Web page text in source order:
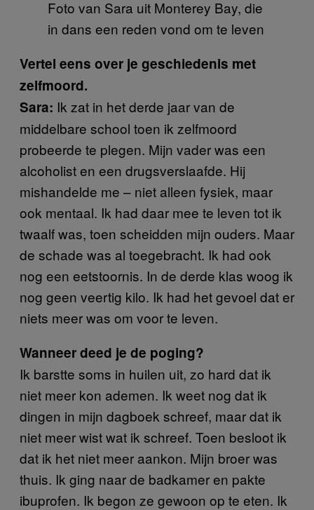
Foto van Sara uit Monterey Bay, die
in dans een reden vond om te leven
Vertel eens over je geschiedenis met
zelfmoord.
Sara: Ik zat in het derde jaar van de
middelbare school toen ik zelfmoord
probeerde te plegen. Mijn vader was een
alcoholist en een drugsverslaafde. Hij
mishandelde me – niet alleen fysiek, maar
ook mentaal. Ik had daar mee te leven tot ik
twaalf was, toen scheidden mijn ouders. Maar
de schade was al toegebracht. Ik had ook
nog een eetstoornis. In de derde klas woog ik
nog geen veertig kilo. Ik had het gevoel dat er
niets meer was om voor te leven.
Wanneer deed je de poging?
Ik barstte soms in huilen uit, zo hard dat ik
niet meer kon ademen. Ik weet nog dat ik
dingen in mijn dagboek schreef, maar dat ik
niet meer wist wat ik schreef. Toen besloot ik
dat ik het niet meer aankon. Mijn broer was
thuis. Ik ging naar de badkamer en pakte
ibuprofen. Ik begon ze gewoon op te eten. Ik